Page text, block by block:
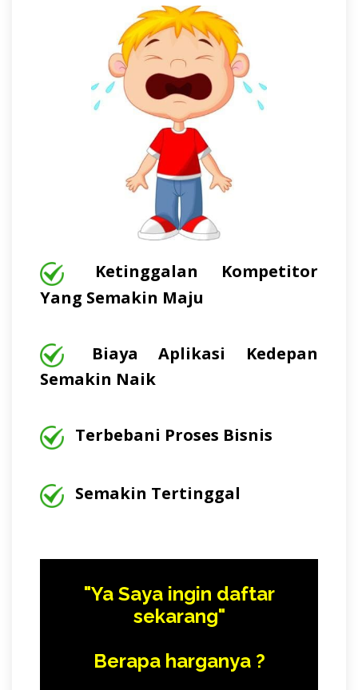
Ketinggalan Kompetitor
Yang Semakin Maju
Biaya Aplikasi Kedepan
Semakin Naik
Terbebani Proses Bisnis
Semakin Tertinggal
"Ya Saya ingin daftar
sekarang"
Berapa harganya ?